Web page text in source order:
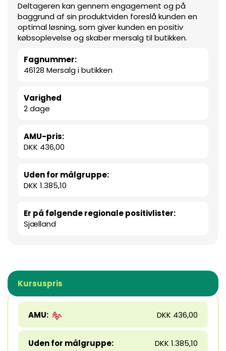
Deltageren kan gennem engagement og på
baggrund af sin produktviden foreslå kunden en
optimal løsning, som giver kunden en positiv
købsoplevelse og skaber mersalg til butikken.
Fagnummer:
46128 Mersalg i butikken
Varighed
2 dage
AMU-pris:
DKK 436,00
Uden for målgruppe:
DKK 1.385,10
Er på følgende regionale positivlister:
Sjælland
Kursuspris
AMU: DKK 436,00
Uden for målgruppe: DKK 1.385,10